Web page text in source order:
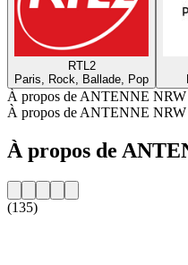
RTL2
Paris, Rock, Ballade, Pop
À propos de ANTENNE NRW
À propos de ANTENNE NRW
À propos de
(135)